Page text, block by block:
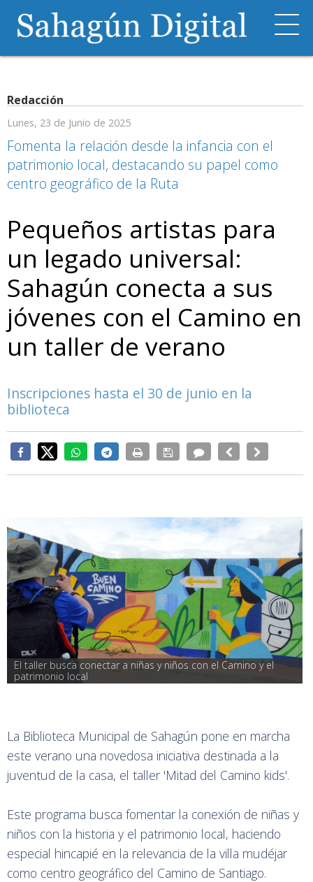
Redacción
Lunes, 23 de Junio de 2025
Fomenta la relación desde la infancia con el
patrimonio local, destacando su papel como
centro geográfico de la Ruta
Pequeños artistas para
un legado universal:
Sahagún conecta a sus
jóvenes con el Camino en
un taller de verano
Inscripciones hasta el 30 de junio en la
biblioteca
El taller busca conectar a niñas y niños con el Camino y el
patrimonio local
La Biblioteca Municipal de Sahagún pone en marcha
este verano una novedosa iniciativa destinada a la
juventud de la casa, el taller 'Mitad del Camino kids'.
Este programa busca fomentar la conexión de niñas y
niños con la historia y el patrimonio local, haciendo
especial hincapié en la relevancia de la villa mudéjar
como centro geográfico del Camino de Santiago.